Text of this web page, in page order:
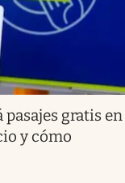
gratis en
y cómo